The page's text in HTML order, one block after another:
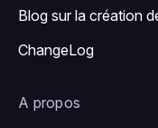
Blog sur la création
ChangeLog
A propos